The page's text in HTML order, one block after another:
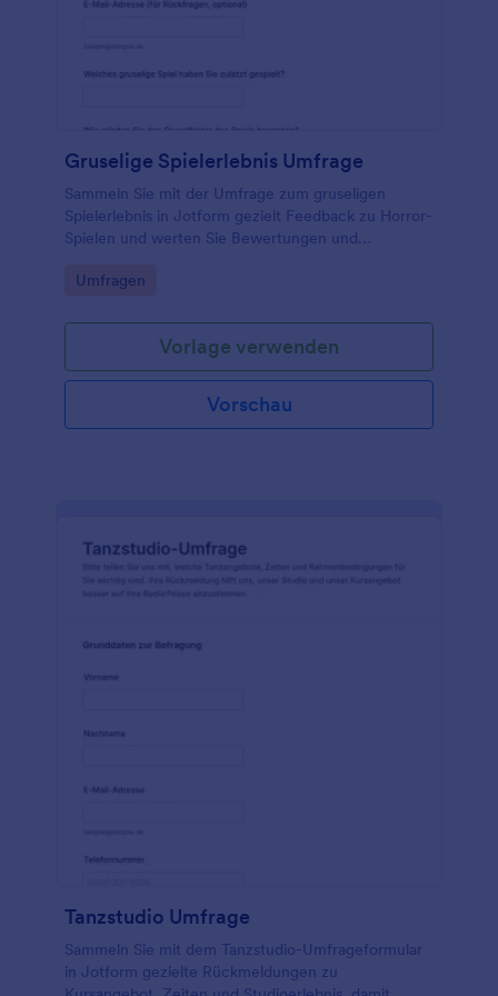
Gruselige Spielerlebnis Umfrage
Sammeln Sie mit der Umfrage zum gruseligen
Spielerlebnis in Jotform gezielt Feedback zu Horror-
Spielen und werten Sie Bewertungen und
Spieleentwicklung übersichtlich aus.
Go to Category:
Umfragen
Vorlage verwenden
Vorschau
Tanzstudio Umfrage
Sammeln Sie mit dem Tanzstudio-Umfrageformular
in Jotform gezielte Rückmeldungen zu